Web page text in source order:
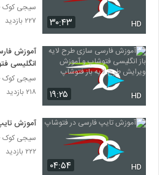
۳۰:۴۳ HD
۲۲۷ بازدید
۱۹:۲۵ HD
آموزش
انگلیسی
طرح لایه
۲۱۸ بازدید
۰۴:۵۴ HD
آموزش
۲۲۲ بازدید